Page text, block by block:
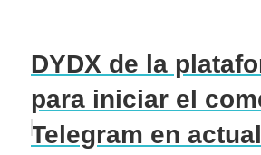
DYDX de la
para iniciar el
Telegram en